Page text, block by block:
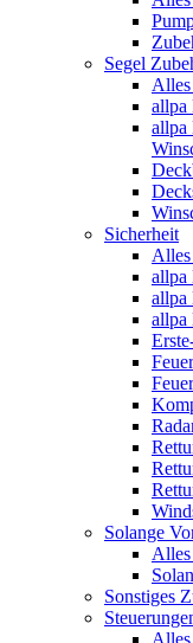
Segel
Alles
allpa
allpa
Sicherheit
Alles
allpa
allpa
allpa
Solange
Alles
Sonstiges
Alles